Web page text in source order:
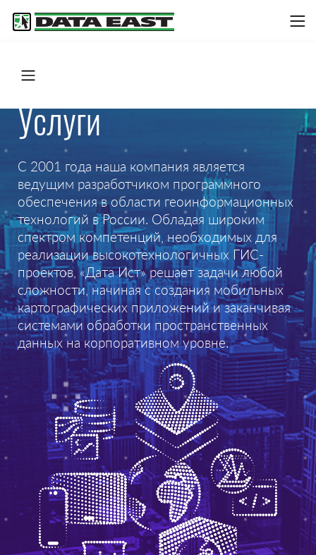
Услуги
С 2001 года наша компания является
ведущим разработчиком программного
обеспечения в области геоинформационных
технологий в России. Обладая широким
спектром компетенций, необходимых для
реализации высокотехнологичных ГИС-
проектов, «Дата Ист» решает задачи любой
сложности, начиная с создания мобильных
картографических приложений и заканчивая
системами обработки пространственных
данных на корпоративном уровне.